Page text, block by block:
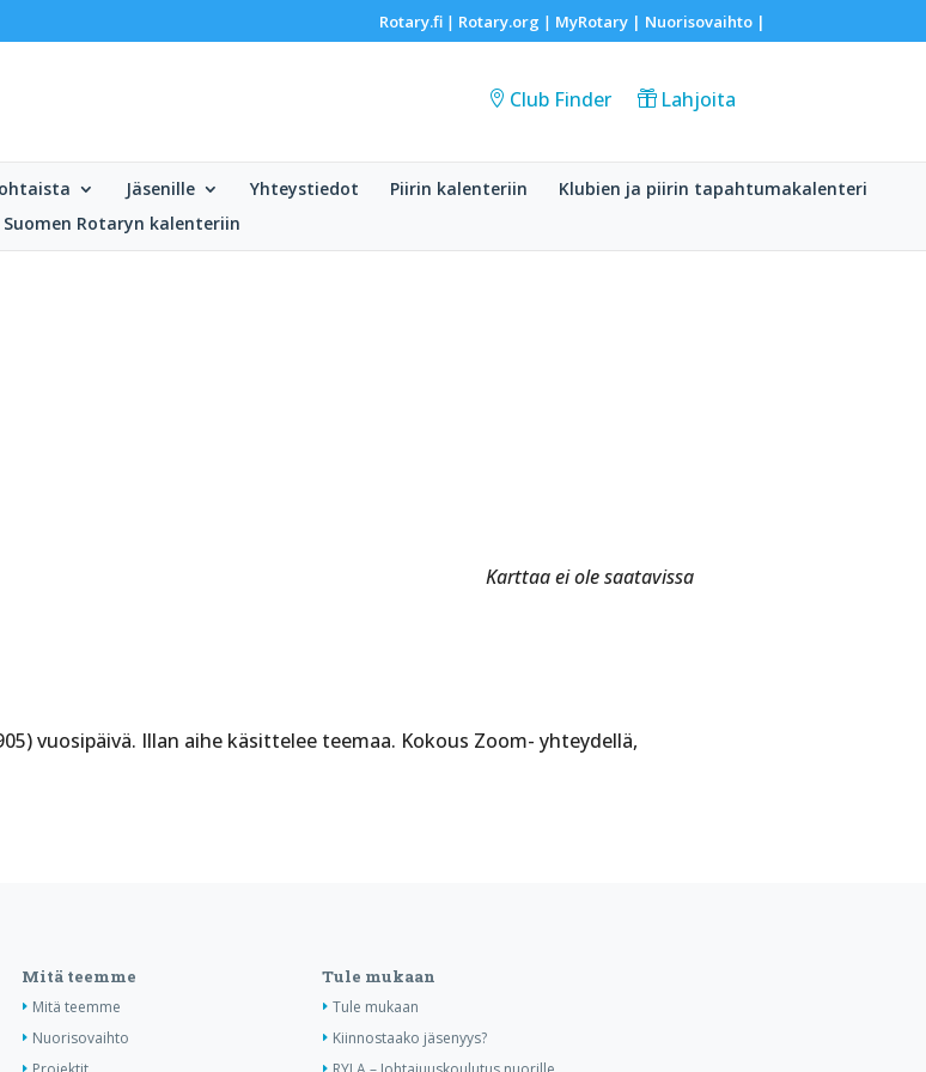
Rotary.fi| Rotary.org | MyRotary | Nuorisovaihto|
Club Finder Lahjoita
Jäsenille Yhteystiedot Piirin kalenteriin
Klubien ja piirin tapahtumakalenteri
Suomen Rotaryn kalenteriin
Karttaa ei ole saatavissa
vuosipäivä. Illan aihe käsittelee teemaa. Kokous Zoom- yhteydellä,
Mitä teemme
Mitä teemme
Nuorisovaihto
Tule mukaan
Tule mukaan
Kiinnostaako jäsenyys?